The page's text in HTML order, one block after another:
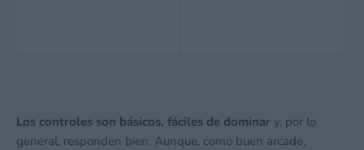
Los controles son básicos, fáciles de dominar y, por lo
general, responden bien. Aunque, como buen arcade,